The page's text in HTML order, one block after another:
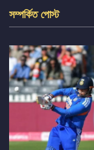
সম্পর্কিত পোস্ট